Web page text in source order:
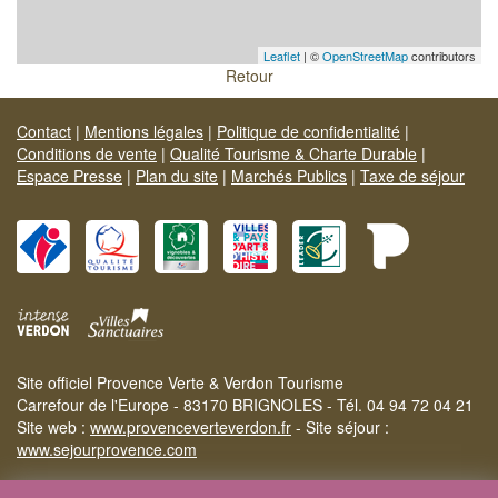
Leaflet | ©OpenStreetMapcontributors
Retour
Contact | Mentions légales | Politique de confidentialité |
Conditions de vente | Qualité Tourisme & Charte Durable |
Espace Presse | Plan du site | Marchés Publics | Taxe de séjour
Site officiel Provence Verte & Verdon Tourisme
Carrefour de l'Europe - 83170 BRIGNOLES - Tél. 04 94 72 04 21
Site web : www.provenceverteverdon.fr - Site séjour :
www.sejourprovence.com